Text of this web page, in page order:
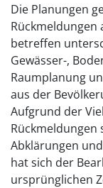
Die Planungen
betreffen
Gewässer-,
Raumplanung
aus der
Aufgrund der
Abklärungen
hat sich der
ursprünglichen